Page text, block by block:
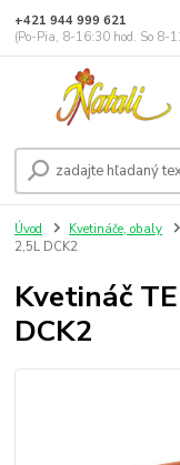
+421 944 999 621
(Po-Pia, 8-16:30 hod. So 8-
Úvod Kvetináče, obaly
2,5L DCK2
Kvetináč
DCK2